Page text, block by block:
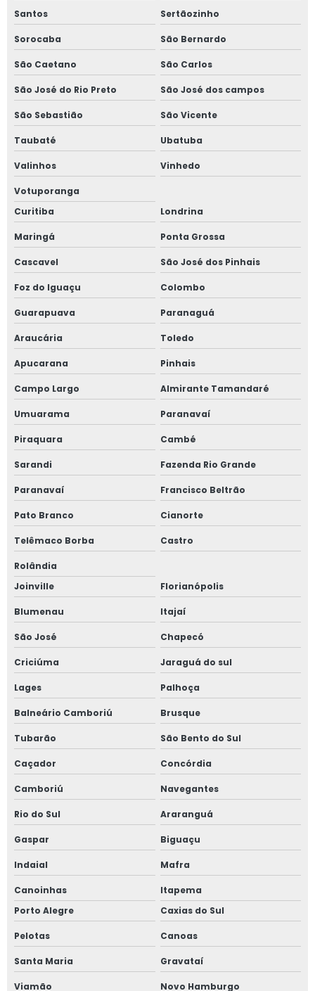
Santos Sertãozinho
Sorocaba São Bernardo
São Caetano São Carlos
São José do Rio Preto São José dos campos
São Sebastião São Vicente
Taubaté Ubatuba
Valinhos Vinhedo
Votuporanga
Curitiba
Londrina
Maringá Ponta Grossa
Cascavel São José dos Pinhais
Foz do Iguaçu Colombo
Guarapuava Paranaguá
Araucária Toledo
Apucarana Pinhais
Campo Largo Almirante Tamandaré
Umuarama Paranavaí
Piraquara Cambé
Sarandi Fazenda Rio Grande
Paranavaí Francisco Beltrão
Pato Branco Cianorte
Telêmaco Borba Castro
Rolândia
Joinville
Florianópolis
Blumenau Itajaí
São José Chapecó
Criciúma Jaraguá do sul
Lages Palhoça
Balneário Camboriú Brusque
Tubarão São Bento do Sul
Caçador Concórdia
Camboriú Navegantes
Rio do Sul Araranguá
Gaspar Biguaçu
Indaial Mafra
Canoinhas
Itapema
Porto Alegre
Caxias do Sul
Pelotas Canoas
Santa Maria Gravataí
Viamão Novo Hamburgo